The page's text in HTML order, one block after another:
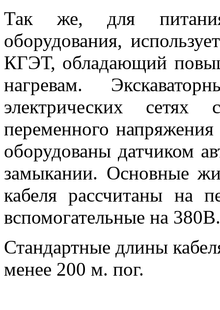
Так же, для
оборудования,
КГЭТ, обладающий
нагревам.
электрических сетях
переменного
оборудованы датчиком
замыкании. Основные
кабеля рассчитаны на
вспомогательные на 380В.
Стандартные длины
менее 200 м. пог.